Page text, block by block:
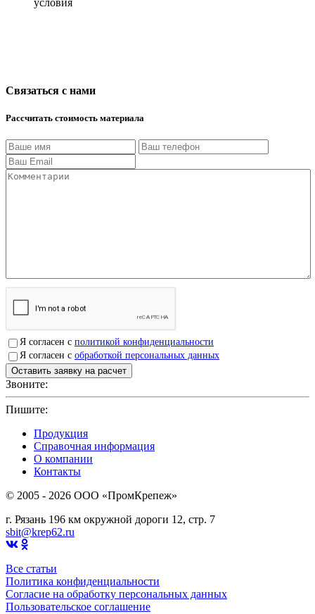
Связаться с нами
Рассчитать стоимость материала
Я согласен с политикой конфиденциальности
Я согласен с обработкой персональных данных
Звоните:
Пишите:
Продукция
Справочная информация
О компании
Контакты
© 2005 - 2026 OOO «ПромКрепеж»
г. Рязань 196 км окружной дороги 12, стр. 7
sbit@krep62.ru
Все статьи
Политика конфиденциальности
Согласие на обработку персональных данных
Пользовательское соглашение